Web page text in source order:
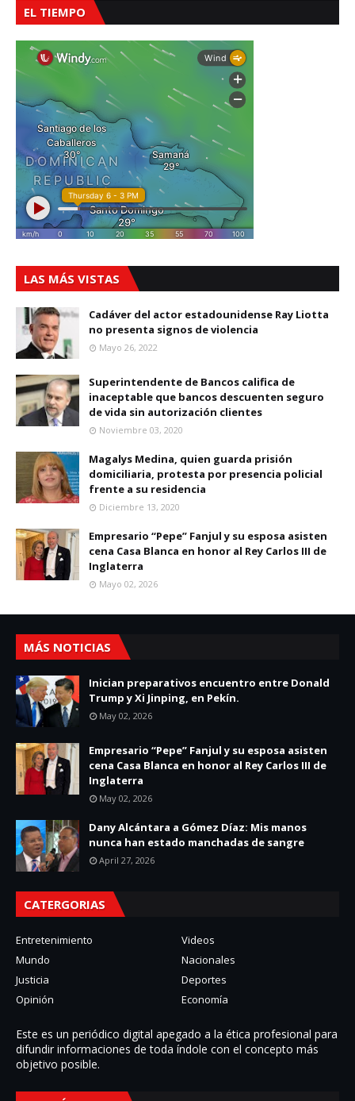
EL TIEMPO
LAS MÁS VISTAS
Cadáver del actor estadounidense Ray Liotta
no presenta signos de violencia
Mayo 26, 2022
Superintendente de Bancos califica de
inaceptable que bancos descuenten seguro
de vida sin autorización clientes
Noviembre 03, 2020
Magalys Medina, quien guarda prisión
domiciliaria, protesta por presencia policial
frente a su residencia
Diciembre 13, 2020
Empresario “Pepe” Fanjul y su esposa asisten
cena Casa Blanca en honor al Rey Carlos III de
Inglaterra
Mayo 02, 2026
MÁS NOTICIAS
Inician preparativos encuentro entre Donald
Trump y Xi Jinping, en Pekín.
May 02, 2026
Empresario “Pepe” Fanjul y su esposa asisten
cena Casa Blanca en honor al Rey Carlos III de
Inglaterra
May 02, 2026
Dany Alcántara a Gómez Díaz: Mis manos
nunca han estado manchadas de sangre
April 27, 2026
CATERGORIAS
Entretenimiento
Videos
Mundo
Nacionales
Justicia
Deportes
Opinión
Economía
Este es un periódico digital apegado a la ética profesional para
difundir informaciones de toda í­ndole con el concepto más
objetivo posible.